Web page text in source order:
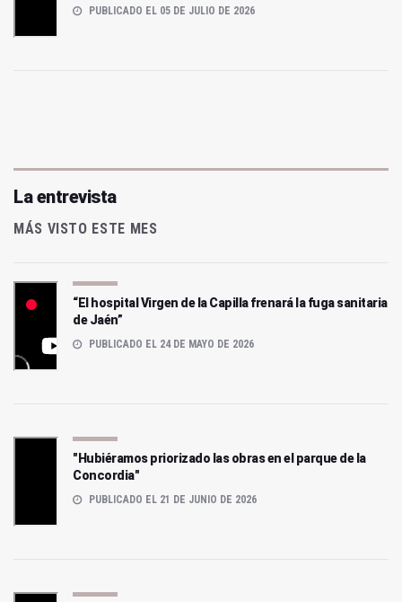
PUBLICADO EL 05 DE JULIO DE 2026
La entrevista
MÁS VISTO ESTE MES
“El hospital Virgen de la Capilla frenará la fuga sanitaria
de Jaén”
PUBLICADO EL 24 DE MAYO DE 2026
"Hubiéramos priorizado las obras en el parque de la
Concordia"
PUBLICADO EL 21 DE JUNIO DE 2026